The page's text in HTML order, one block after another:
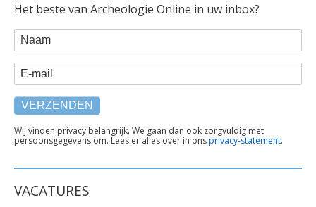
Het beste van Archeologie Online in uw inbox?
WEBFORM
Naam
E-mail
TEKST
ONDER
Wij vinden privacy belangrijk. We gaan dan ook zorgvuldig met
persoonsgegevens om. Lees er alles over in onsprivacy-statement.
VACATURES